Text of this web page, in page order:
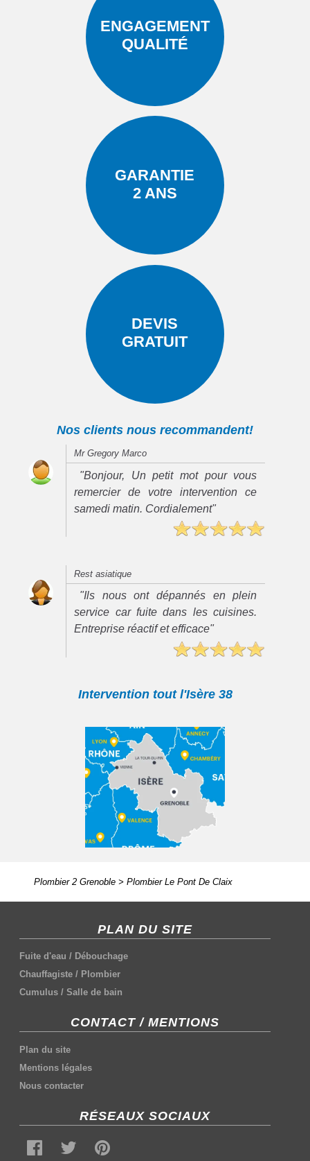
ENGAGEMENT
QUALITÉ
GARANTIE
2 ANS
DEVIS
GRATUIT
Nos clients nous recommandent!
Mr Gregory Marco
"Bonjour, Un petit mot pour vous
remercier de votre intervention ce
samedi matin. Cordialement"
Rest asiatique
"Ils nous ont dépannés en plein
service car fuite dans les cuisines.
Entreprise réactif et efficace"
Intervention tout l'Isère 38
Plombier 2 Grenoble> Plombier Le Pont De Claix
PLAN DU SITE
Fuite d'eau / Débouchage
Chauffagiste / Plombier
Cumulus /Salle de bain
CONTACT / MENTIONS
Plan du site
Mentions légales
Nous contacter
RÉSEAUX SOCIAUX